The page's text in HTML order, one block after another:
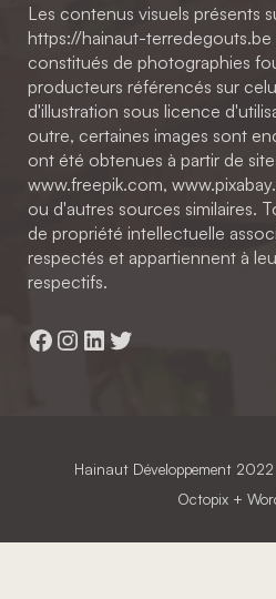
Les contenus visuels présents
https://hainaut-
constitués de photographies
producteurs référencés sur
d'illustration sous licence
outre, certaines images sont
ont été obtenues à partir de
www.freepik.com,
ou d'autres sources similaires.
de propriété intellectuelle
respectés et appartiennent à
respectifs.
Facebook
Instagram
LinkedIn
Twitter
Hainaut Développement 2022
Octopix +